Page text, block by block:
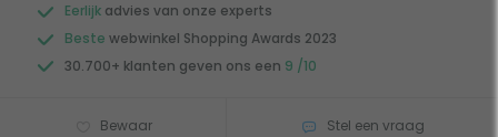
Eerlijk advies van onze experts
Beste webwinkel Shopping Awards 2023
30.700+ klanten geven ons een 9 /10
Bewaar Stel een vraag